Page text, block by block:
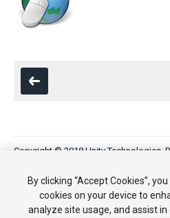
Copyright © 2018 Unity Technologies.
개인정보처리방침 쿠키
내 개
Your Privacy Choices (Cookie
By clicking “Accept Cookies”,
cookies on your device to
analyze site usage, and assist